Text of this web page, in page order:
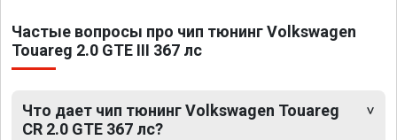
Частые вопросы про чип тюнинг Volkswagen
Touareg 2.0 GTE III 367 лс
Что дает чип тюнинг Volkswagen Touareg
CR 2.0 GTE 367 лс?